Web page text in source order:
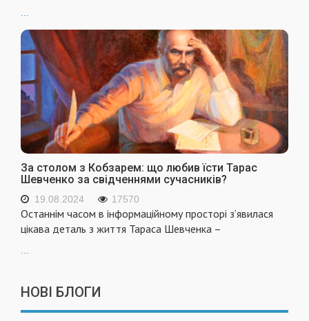
За столом з Кобзарем: що любив їсти Тарас
Шевченко за свідченнями сучасників?
19.08.2024 17570
Останнім часом в інформаційному просторі з’явилася
цікава деталь з життя Тараса Шевченка –
НОВІ БЛОГИ